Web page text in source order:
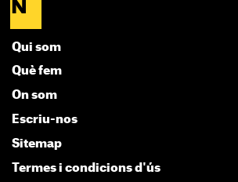
Qui som
Què fem
On som
Escriu-nos
Sitemap
Termes i condicions d'ús